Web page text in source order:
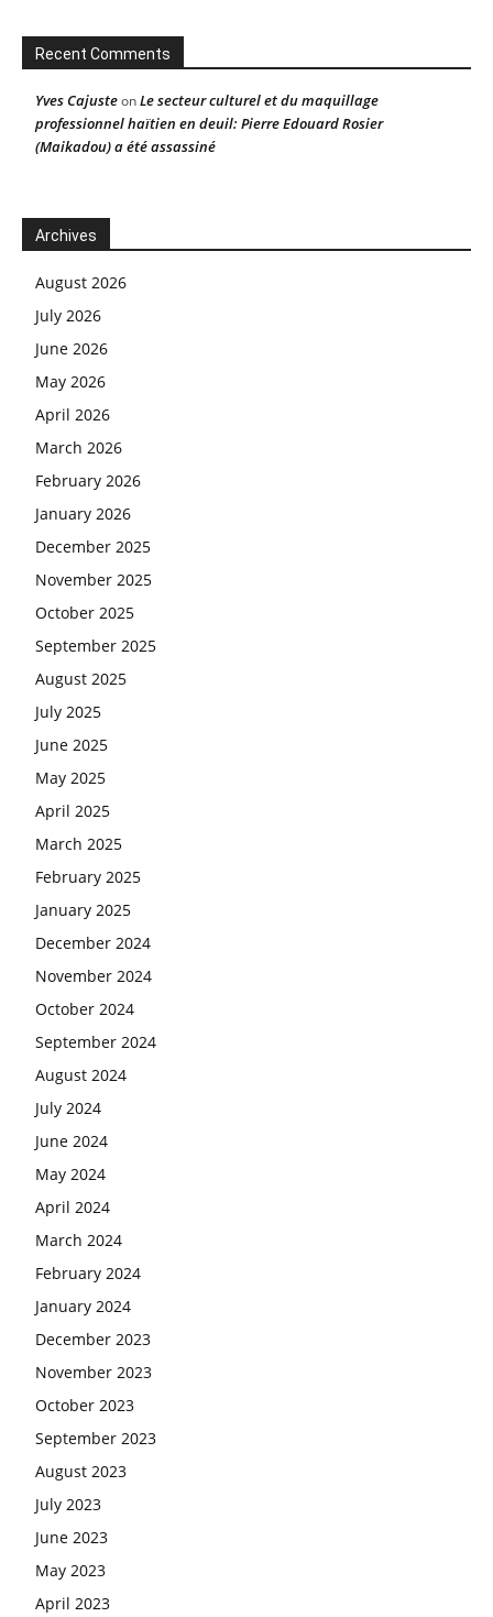
Recent Comments
Yves CajusteonLe secteur culturel et du maquillage
professionnel haïtien en deuil: Pierre Edouard Rosier
(Maikadou) a été assassiné
Archives
August 2026
July 2026
June 2026
May 2026
April 2026
March 2026
February 2026
January 2026
December 2025
November 2025
October 2025
September 2025
August 2025
July 2025
June 2025
May 2025
April 2025
March 2025
February 2025
January 2025
December 2024
November 2024
October 2024
September 2024
August 2024
July 2024
June 2024
May 2024
April 2024
March 2024
February 2024
January 2024
December 2023
November 2023
October 2023
September 2023
August 2023
July 2023
June 2023
May 2023
April 2023